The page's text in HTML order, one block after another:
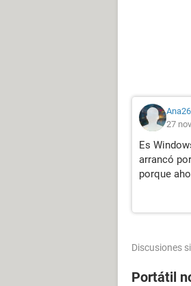
27
Es
arrancó
porque
Discusiones
Portátil